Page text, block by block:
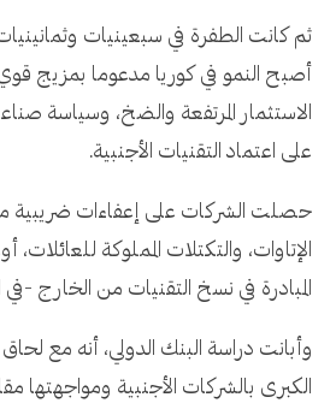
ثم كانت الطفرة في سبعينيات
أصبح النمو في كوريا مدعوما بمزيج
الاستثمار المرتفعة والضخ، وسياسة
على اعتماد التقنيات الأجنبية.
حصلت الشركات على إعفاءات ضريبية
الإتاوات، والتكتلات المملوكة
المبادرة في نسخ التقنيات من الخارج -في
وأبانت دراسة البنك الدولي، أنه مع
الكبرى بالشركات الأجنبية ومواجهتها